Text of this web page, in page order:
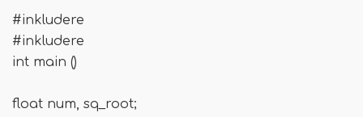
#inkludere
#inkludere
int main ()
float num, sq_root;